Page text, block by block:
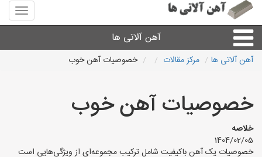
منوی
سایت
آلاتی
آهن آلاتی ها
ورق
آهن آلاتی ها مرکز مقالات خصوصیات آهن خوب
خصوصیات آهن خوب
خلاصه
1404/02/05
خصوصیات یک آهن باکیفیت شامل ترکیب مجموعه‌ای از ویژگی‌هایی است